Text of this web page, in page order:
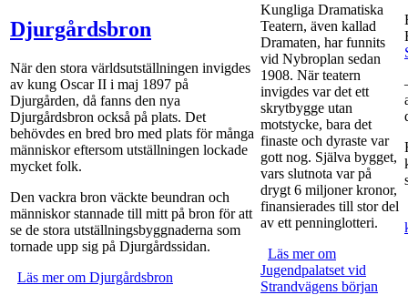
Djurgårdsbron
När den stora världsutställningen invigdes
av kung Oscar II i maj 1897 på
Djurgården, då fanns den nya
Djurgårdsbron också på plats. Det
behövdes en bred bro med plats för många
människor eftersom utställningen lockade
mycket folk.
Den vackra bron väckte beundran och
människor stannade till mitt på bron för att
se de stora utställningsbyggnaderna som
tornade upp sig på Djurgårdssidan.
Läs merom Djurgårdsbron
om Djurgårdsbron
Kungliga Dramatiska
Teatern, även kallad
Dramaten, har funnits
vid Nybroplan sedan
1908. När teatern
invigdes var det ett
skrytbygge utan
motstycke, bara det
finaste och dyraste var
gott nog. Själva bygget,
vars slutnota var på
drygt 6 miljoner kronor,
finansierades till stor del
av ett penninglotteri.
Läs merom
Jugendpalatset
vid
om
Jugendpalatset vid
Strandvägens början